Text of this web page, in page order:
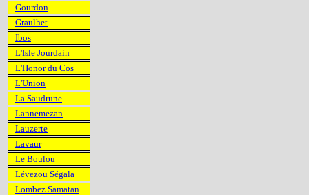
Gourdon
Graulhet
Ibos
L'Isle Jourdain
L'Honor du Cos
L'Union
La Saudrune
Lannemezan
Lauzerte
Lavaur
Le Boulou
Lévezou Ségala
Lombez Samatan